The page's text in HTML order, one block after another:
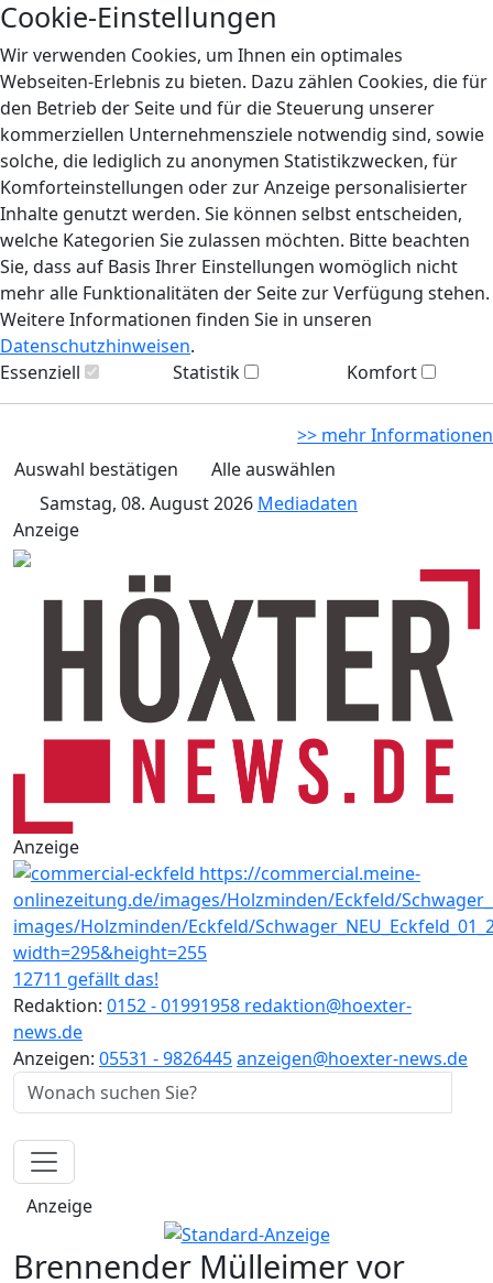
Cookie-Einstellungen
Wir verwenden Cookies, um Ihnen ein optimales
Webseiten-Erlebnis zu bieten. Dazu zählen Cookies, die für
den Betrieb der Seite und für die Steuerung unserer
kommerziellen Unternehmensziele notwendig sind, sowie
solche, die lediglich zu anonymen Statistikzwecken, für
Komforteinstellungen oder zur Anzeige personalisierter
Inhalte genutzt werden. Sie können selbst entscheiden,
welche Kategorien Sie zulassen möchten. Bitte beachten
Sie, dass auf Basis Ihrer Einstellungen womöglich nicht
mehr alle Funktionalitäten der Seite zur Verfügung stehen.
Weitere Informationen finden Sie in unseren
Datenschutzhinweisen.
Essenziell
Statistik Komfort
>> mehr Informationen
Auswahl bestätigen
Alle auswählen
Samstag, 08. August 2026 Mediadaten
Anzeige
Anzeige
12711 gefällt das!
Redaktion: 0152 - 01991958 redaktion@hoexter-
news.de
Anzeigen: 05531 - 9826445anzeigen@hoexter-news.de
Anzeige
Brennender Mülleimer vor